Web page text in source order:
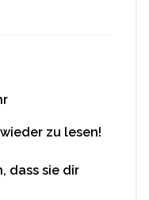
zu lesen!
dass sie dir